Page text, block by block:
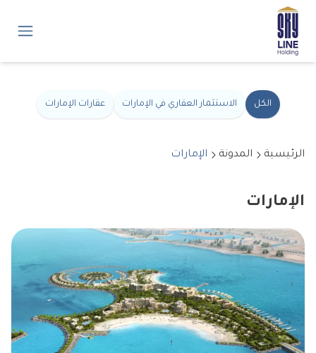
الكل الاستثمار العقاري في الإمارات عقارات الإمارات
الرئيسية المدونة الإمارات
الإمارات